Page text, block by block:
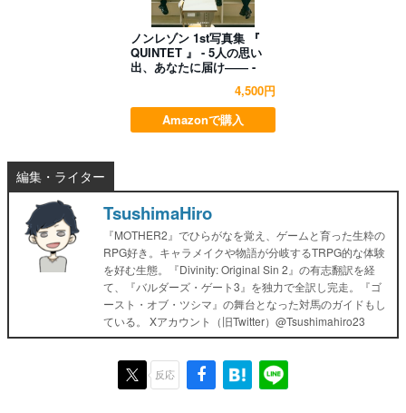
ノンレゾン 1st写真集 『
QUINTET 』 - 5人の思い
出、あなたに届け―― -
4,500円
Amazonで購入
編集・ライター
TsushimaHiro
『MOTHER2』でひらがなを覚え、ゲームと育った生粋の
RPG好き。キャラメイクや物語が分岐するTRPG的な体験
を好む生態。『Divinity: Original Sin 2』の有志翻訳を経
て、『バルダーズ・ゲート3』を独力で全訳し完走。『ゴ
ースト・オブ・ツシマ』の舞台となった対馬のガイドもし
ている。 Xアカウント（旧Twitter）@Tsushimahiro23
反応